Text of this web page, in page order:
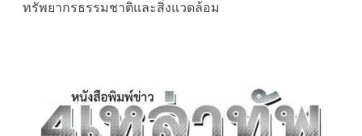
ทรัพยากรธรรมชาติและสิ่งแวดล้อม